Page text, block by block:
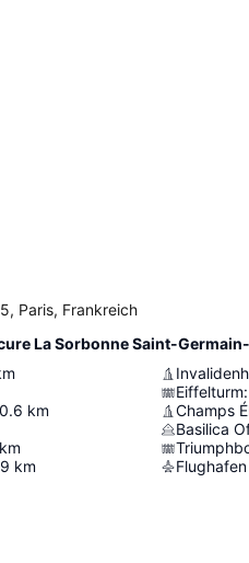
Paris, Frankreich
La Sorbonne Saint-
0.6 km
km
km
Eiffelturm:
Champs
Basilica